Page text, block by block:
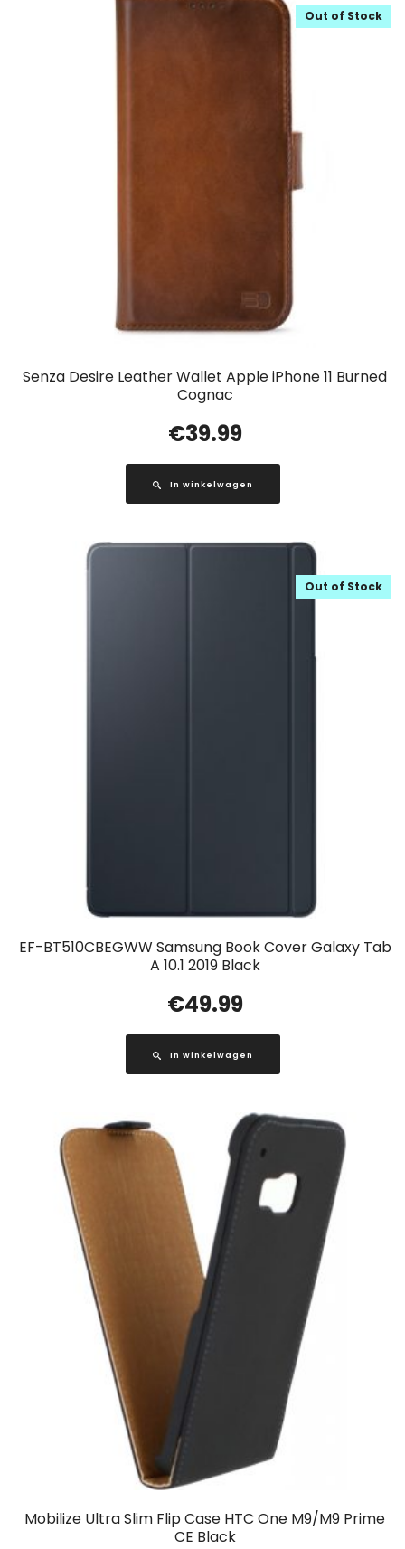
Senza Desire Leather Wallet Apple iPhone 11 Burned
Cognac
Out of Stock
€39.99
In winkelwagen
EF-BT510CBEGWW Samsung Book Cover Galaxy Tab
A 10.1 2019 Black
Out of Stock
€49.99
In winkelwagen
Mobilize Ultra Slim Flip Case HTC One M9/M9 Prime
CE Black